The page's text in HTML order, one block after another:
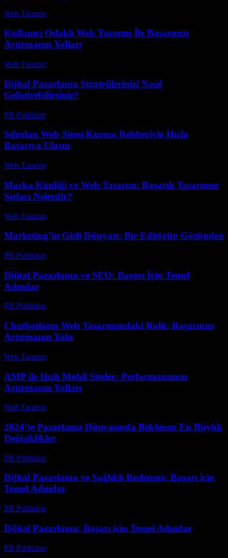
Web Tasarım
Kullanıcı Odaklı Web Tasarım İle Başarınızı
Artırmanın Yolları
Web Tasarım
Dijital Pazarlama Stratejilerinizi Nasıl
Geliştirebilirsiniz?
PR Publisher-
Sıfırdan Web Sitesi Kurma Rehberiyle Hızla
Başarıya Ulaşın
Web Tasarım
Marka Kimliği ve Web Tasarım: Başarılı Tasarımın
Sırları Nelerdir?
Web Tasarım
Marketing’in Gizli Dünyası: Bir Editörün Gözünden
PR Publisher-
Dijital Pazarlama ve SEO: Başarı İçin Temel
Adımlar
PR Publisher-
Chatbotların Web Tasarımındaki Rolü: Başarınızı
Artırmanın Yolu
Web Tasarım
AMP ile Hızlı Mobil Siteler: Performansınızı
Artırmanın Yolları
Web Tasarım
2024’te Pazarlama Dünyasında Beklenen En Büyük
Değişiklikler
PR Publisher-
Dijital Pazarlama ve Sağlıklı Beslenme: Başarı için
Temel Adımlar
PR Publisher-
Dijital Pazarlama: Başarı için Temel Adımlar
PR Publisher-